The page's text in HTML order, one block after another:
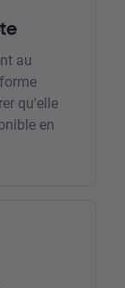
au
qu'elle
en